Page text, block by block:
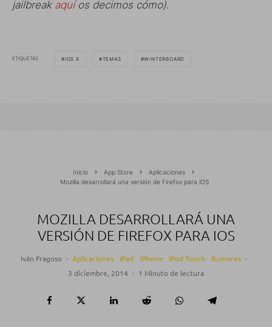
jailbreak aquíos decimos cómo).
ETIQUETAS IOS 8 TEMAS WINTERBOARD
Inicio App Store
Aplicaciones
Mozilla desarrollará una versión de Firefox para iOS
MOZILLA DESARROLLARÁ UNA
VERSIÓN DE FIREFOX PARA IOS
Iván Fragoso · Aplicaciones iPad iPhone iPod Touch Rumores ·
3 diciembre, 2014 · 1 Minuto de lectura